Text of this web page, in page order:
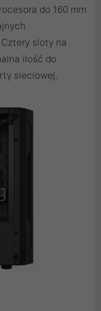
do 160 mm
sloty na
ilość do
sieciowej.